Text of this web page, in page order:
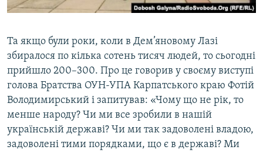
Та якщо були роки, коли в Дем’яновому Лазі
збиралося по кілька сотень тисяч людей, то сьогодні
прийшло 200–300. Про це говорив у своєму виступі
голова Братства ОУН-УПА Карпатського краю Фотій
Володимирський і запитував: «Чому що не рік, то
менше народу? Чи ми все зробили в нашій
українській державі? Чи ми так задоволені владою,
задоволені тими порядками, що є в державі? Ми